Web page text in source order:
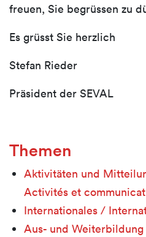
freuen, Sie begrüssen zu
Es grüsst Sie herzlich
Stefan Rieder
Präsident der SEVAL
Themen
Aktivitäten und
Activités et
Internationales /
Aus- und